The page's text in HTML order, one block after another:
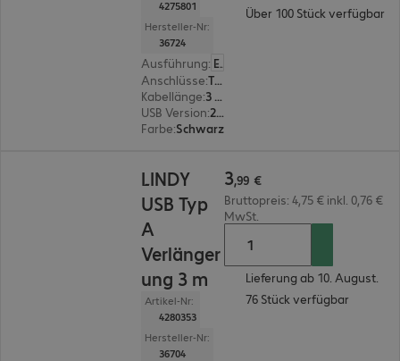
4275801
Hersteller-Nr:
36724
Ausführung:
Europäisch
Anschlüsse: Typ A | Typ Mini-B
Kabellänge:
3 m
USB Version: 2.0
Farbe:Schwarz
Über 100 Stück verfügbar
LINDY
USB Typ
A
Verlänger
ung 3 m
Artikel-Nr:
4280353
Hersteller-Nr:
36704
3,99 €
Bruttopreis: 4,75 € inkl. 0,76 €
MwSt.
Lieferung ab 10. August.
76 Stück verfügbar